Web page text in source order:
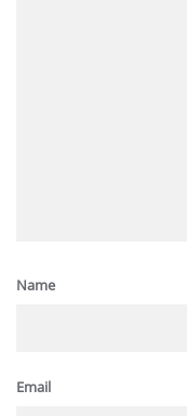
Name
Email